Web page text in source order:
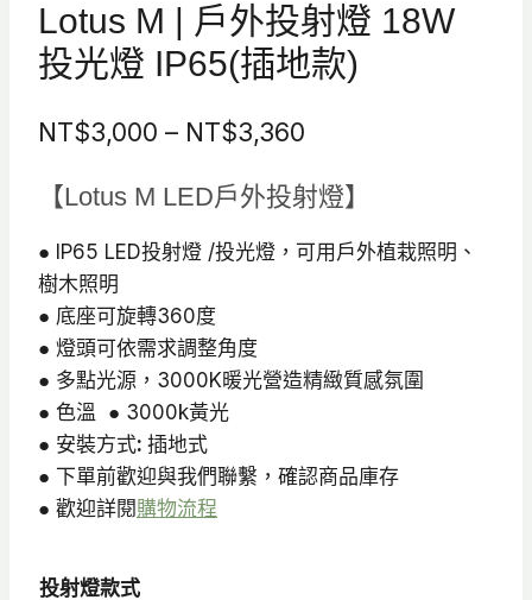
Lotus M | 戶外投射燈 18W
投光燈 IP65(插地款)
NT$3,000 – NT$3,360
範
圍：
NT$3,360
【Lotus M LED戶外投射燈】
● IP65 LED投射燈 /投光燈，可用戶外植栽照明、
樹木照明
● 底座可旋轉360度
● 燈頭可依需求調整角度
● 多點光源，3000K暖光營造精緻質感氛圍
● 色溫 ● 3000k黃光
● 安裝方式: 插地式
● 下單前歡迎與我們聯繫，確認商品庫存
● 歡迎詳閱購物流程
投射燈款式